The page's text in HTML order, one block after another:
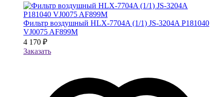
Фильтр воздушный HLX-7704A (1/1) JS-3204A P181040
VJ0075 AF899M
4 170 ₽
Заказать